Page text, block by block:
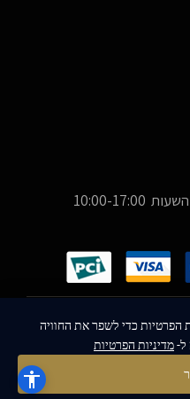
17:00
ICE Sneakers©
כדי לשפר את החוויה
ל-מדיניות הפרטיות